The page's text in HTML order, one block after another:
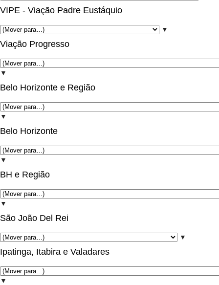
VIPE - Viação Padre Eustáquio
▼
Viação Progresso
▼
Belo Horizonte e Região
▼
Belo Horizonte
▼
BH e Região
▼
São João Del Rei
▼
Ipatinga, Itabira e Valadares
▼